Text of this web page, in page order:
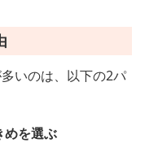
いのは、以下の2パ
を選ぶ